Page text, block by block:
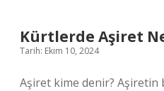
Kürtlerde Aşiret
Tarih: Ekim 10, 2024
Aşiret kime denir?